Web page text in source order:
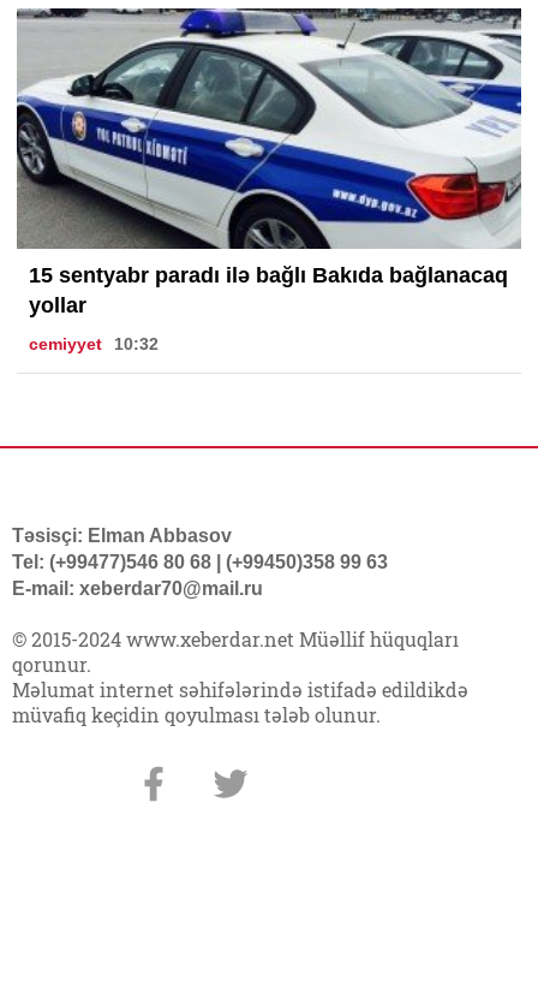
15 sentyabr paradı ilə bağlı Bakıda bağlanacaq
yollar
cemiyyet 10:32
Təsisçi: Elman Abbasov
Tel: (+99477)546 80 68 | (+99450)358 99 63
E-mail: xeberdar70@mail.ru
© 2015-2024 www.xeberdar.net Müəllif hüquqları
qorunur.
Məlumat internet səhifələrində istifadə edildikdə
müvafiq keçidin qoyulması tələb olunur.